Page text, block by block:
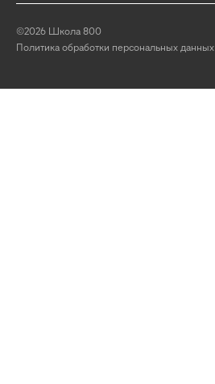
©2026 Школа 800
Политика обработки персональных данных